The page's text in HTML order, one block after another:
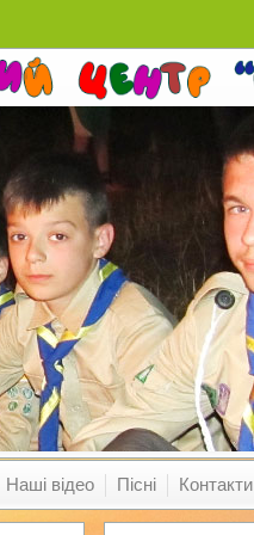
Наші відео Пісні Контакти